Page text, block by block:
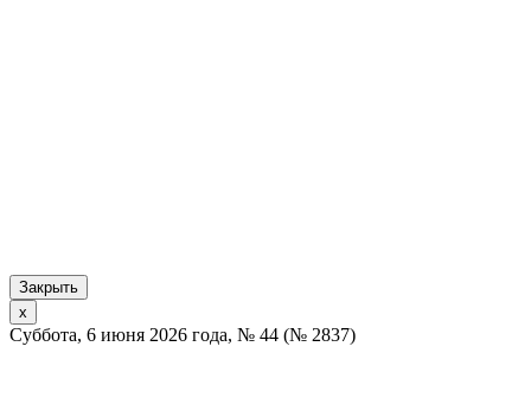
Закрыть
x
Суббота, 6 июня 2026 года, № 44 (№ 2837)